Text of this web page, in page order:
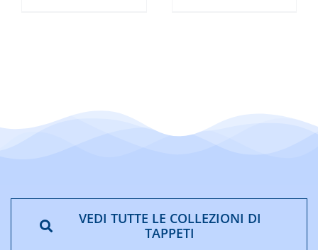
VEDI TUTTE LE COLLEZIONI DI
TAPPETI